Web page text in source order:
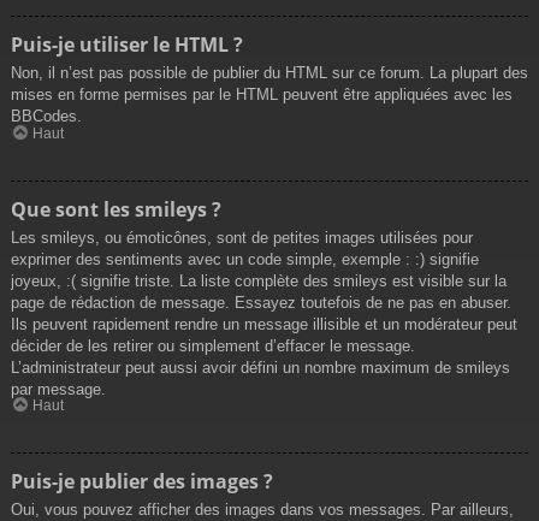
Puis-je utiliser le HTML ?
Non, il n’est pas possible de publier du HTML sur ce forum. La plupart des
mises en forme permises par le HTML peuvent être appliquées avec les
BBCodes.
Haut
Que sont les smileys ?
Les smileys, ou émoticônes, sont de petites images utilisées pour
exprimer des sentiments avec un code simple, exemple : :) signifie
joyeux, :( signifie triste. La liste complète des smileys est visible sur la
page de rédaction de message. Essayez toutefois de ne pas en abuser.
Ils peuvent rapidement rendre un message illisible et un modérateur peut
décider de les retirer ou simplement d’effacer le message.
L’administrateur peut aussi avoir défini un nombre maximum de smileys
par message.
Haut
Puis-je publier des images ?
Oui, vous pouvez afficher des images dans vos messages. Par ailleurs,